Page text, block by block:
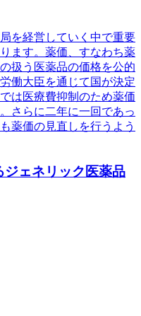
を経営していく中で重要
ます。薬価、すなわち薬
扱う医薬品の価格を公的
働大臣を通じて国が決定
は医療費抑制のため薬価
さらに二年に一回であっ
薬価の見直しを行うよう
ジェネリック医薬品